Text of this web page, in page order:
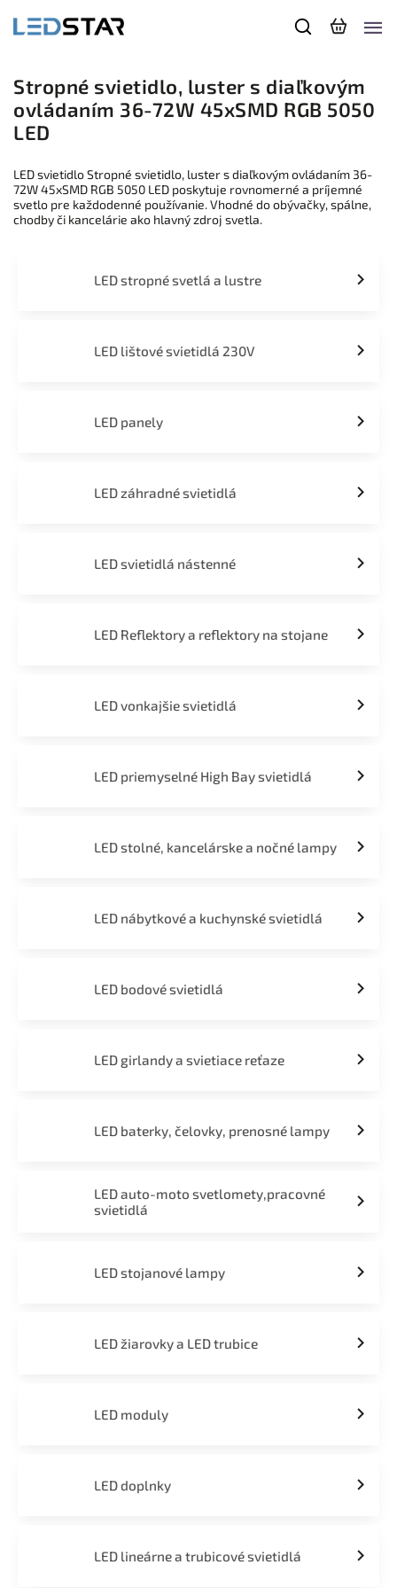
Stropné svietidlo, luster s diaľkovým
ovládaním 36-72W 45xSMD RGB 5050
LED
LED svietidlo Stropné svietidlo, luster s diaľkovým ovládaním 36-
72W 45xSMD RGB 5050 LED poskytuje rovnomerné a príjemné
svetlo pre každodenné používanie. Vhodné do obývačky, spálne,
chodby či kancelárie ako hlavný zdroj svetla.
LED stropné svetlá a lustre
LED lištové svietidlá 230V
LED panely
LED záhradné svietidlá
LED svietidlá nástenné
LED Reflektory a reflektory na stojane
LED vonkajšie svietidlá
LED priemyselné High Bay svietidlá
LED stolné, kancelárske a nočné lampy
LED nábytkové a kuchynské svietidlá
LED bodové svietidlá
LED girlandy a svietiace reťaze
LED baterky, čelovky, prenosné lampy
LED auto-moto svetlomety,pracovné
svietidlá
LED stojanové lampy
LED žiarovky a LED trubice
LED moduly
LED doplnky
LED lineárne a trubicové svietidlá